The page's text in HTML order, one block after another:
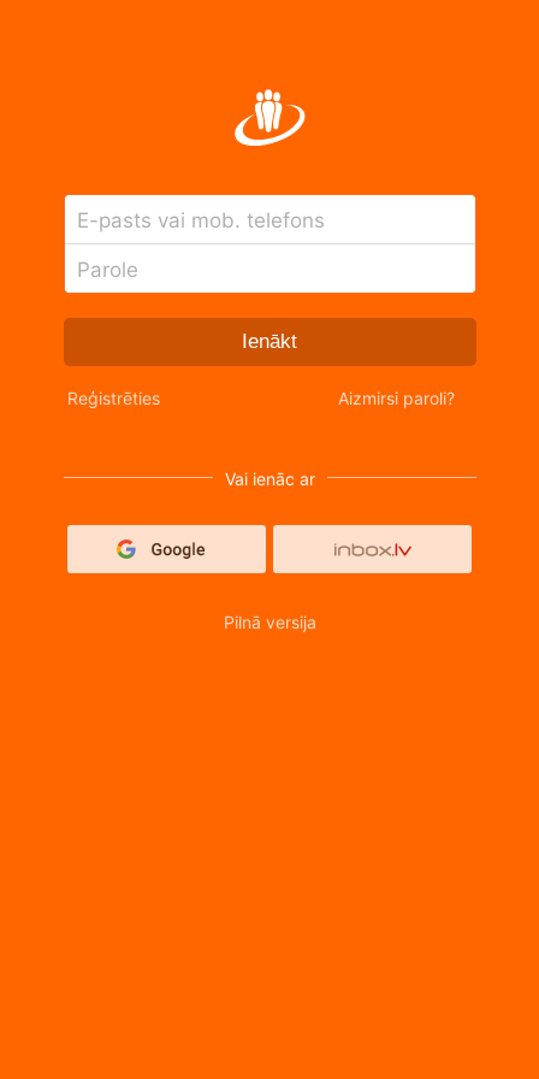
E-pasts vai mob. telefons
Parole
Ienākt
Reģistrēties Aizmirsi paroli?
Vai ienāc ar
Pilnā versija